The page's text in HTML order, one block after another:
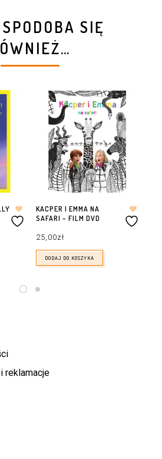
SIĘ
KACPER I EMMA NA
SAFARI – FILM DVD
25,00zł
DODAJ DO KOSZYKA
reklamacje